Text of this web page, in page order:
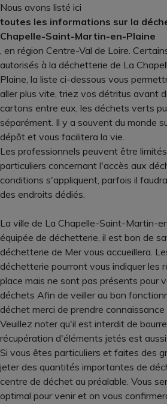
Nous avons listé ici
toutes les informations sur la
Chapelle-Saint-Martin-en-Plaine
, en région Centre-Val de Loire.
autorisés à la déchetterie de La
Plaine, la liste ci-dessous vous
aller plus vite, triez vos détritus avant
cartons entre eux, les déchets verts
séparément. Il y a souvent du monde
dépôt et vous facilitera la vie.
Les professionnels peuvent être
particuliers concernant l'accès aux
conditions s'appliquent, parfois il
des endroits dédiés.
La ville de La Chapelle-Saint-Martin-
équipée de déchetterie, il est bon de
déchetterie de Mer vous accueillera.
déchetterie pourront vous indiquer les
place mais ne sont pas présents pour
déchets Afin de veiller au bon
déchet merci de prendre connaissance
Veuillez noter qu'il est interdit de
récupération d'éléments jetés est
Si vous êtes particuliers et faites des
jeter des quantités importantes de
centre de déchet au préalable. Vous
optimal pour venir et on vous